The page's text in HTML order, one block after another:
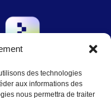
des technologies
aux informations des
nous permettra de traiter
Contact:
contact@agence-telo.fr